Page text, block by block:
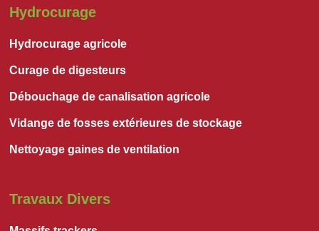
Hydrocurage
Hydrocurage agricole
Curage de digesteurs
Débouchage de canalisation agricole
Vidange de fosses extérieures de stockage
Nettoyage gaines de ventilation
Travaux Divers